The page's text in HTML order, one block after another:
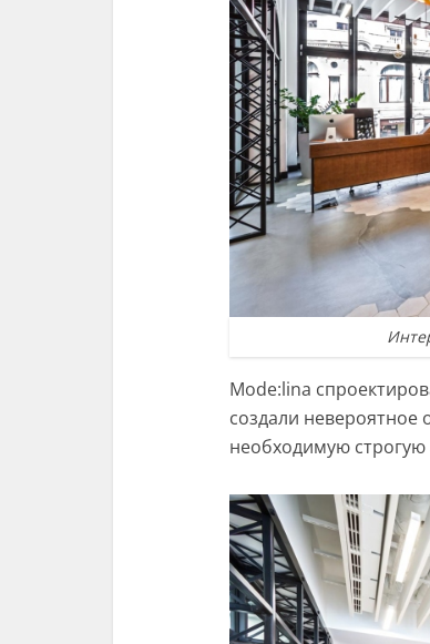
Mode:lina
создали невероятное
необходимую